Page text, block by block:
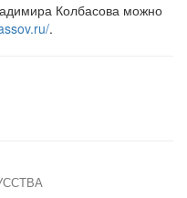
Колбасова можно
.